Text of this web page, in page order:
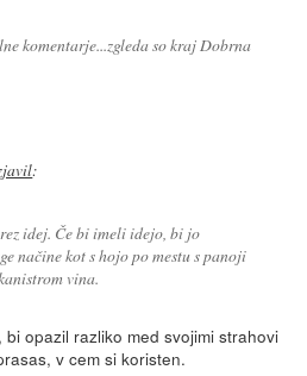
komentarje...zgleda so kraj Dobrna
:
idej. Če bi imeli idejo, bi jo
načine kot s hojo po mestu s panoji
vina.
opazil razliko med svojimi strahovi
v cem si koristen.